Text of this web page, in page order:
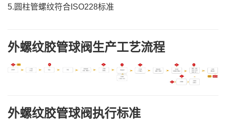
5.圆柱管螺纹符合ISO228标准
外螺纹胶管球阀生产工艺流程
外螺纹胶管球阀执行标准